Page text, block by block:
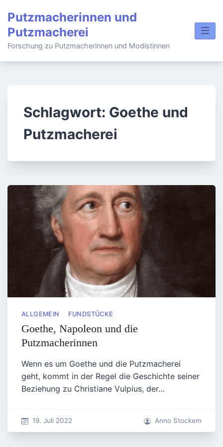
content
Putzmacherinnen und
Putzmacherei
Forschung zu Putzmacherinnen und Modistinnen
Schlagwort: Goethe und
Putzmacherei
ALLGEMEIN FUNDSTÜCKE
Goethe, Napoleon und die
Putzmacherinnen
Wenn es um Goethe und die Putzmacherei
geht, kommt in der Regel die Geschichte seiner
Beziehung zu Christiane Vulpius, der…
19. Juli 2022 Anno Stockem